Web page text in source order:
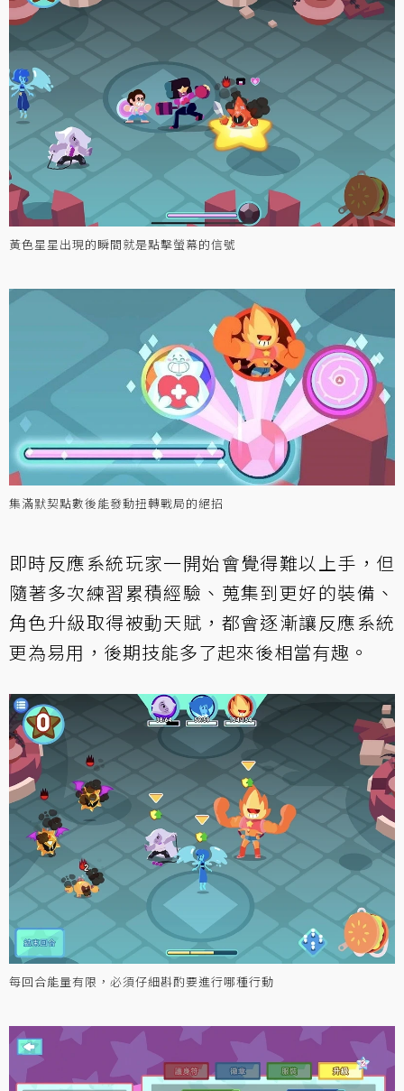
黃色星星出現的瞬間就是點擊螢幕的信號
集滿默契點數後能發動扭轉戰局的絕招
即時反應系統玩家一開始會覺得難以上手，但
隨著多次練習累積經驗、蒐集到更好的裝備、
角色升級取得被動天賦，都會逐漸讓反應系統
更為易用，後期技能多了起來後相當有趣。
每回合能量有限，必須仔細斟酌要進行哪種行動